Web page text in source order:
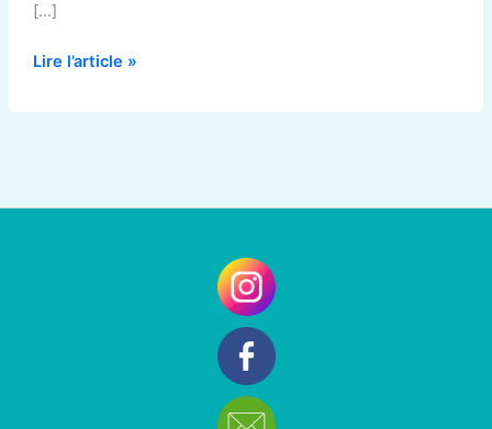
[…]
Lire l’article »